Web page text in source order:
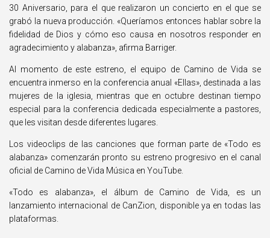
30 Aniversario, para el que realizaron un concierto en el que se
grabó la nueva producción. «Queríamos entonces hablar sobre la
fidelidad de Dios y cómo eso causa en nosotros responder en
agradecimiento y alabanza» , afirma Barriger.
Al momento de este estreno, el equipo de Camino de Vida se
encuentra inmerso en la conferencia anual «Ellas», destinada a las
mujeres de la iglesia, mientras que en octubre destinan tiempo
especial para la conferencia dedicada especialmente a pastores,
que les visitan desde diferentes lugares.
Los videoclips de las canciones que forman parte de «Todo es
alabanza» comenzarán pronto su estreno progresivo en el canal
oficial de Camino de Vida Música en YouTube.
«Todo es alabanza», el álbum de Camino de Vida , es un
lanzamiento internacional de CanZion, disponible ya en todas las
plataformas.